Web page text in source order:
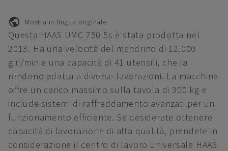
Mostra in lingua originale
Questa HAAS UMC 750 5s è stata prodotta nel
2013. Ha una velocità del mandrino di 12.000
giri/min e una capacità di 41 utensili, che la
rendono adatta a diverse lavorazioni. La macchina
offre un carico massimo sulla tavola di 300 kg e
include sistemi di raffreddamento avanzati per un
funzionamento efficiente. Se desiderate ottenere
capacità di lavorazione di alta qualità, prendete in
considerazione il centro di lavoro universale HAAS